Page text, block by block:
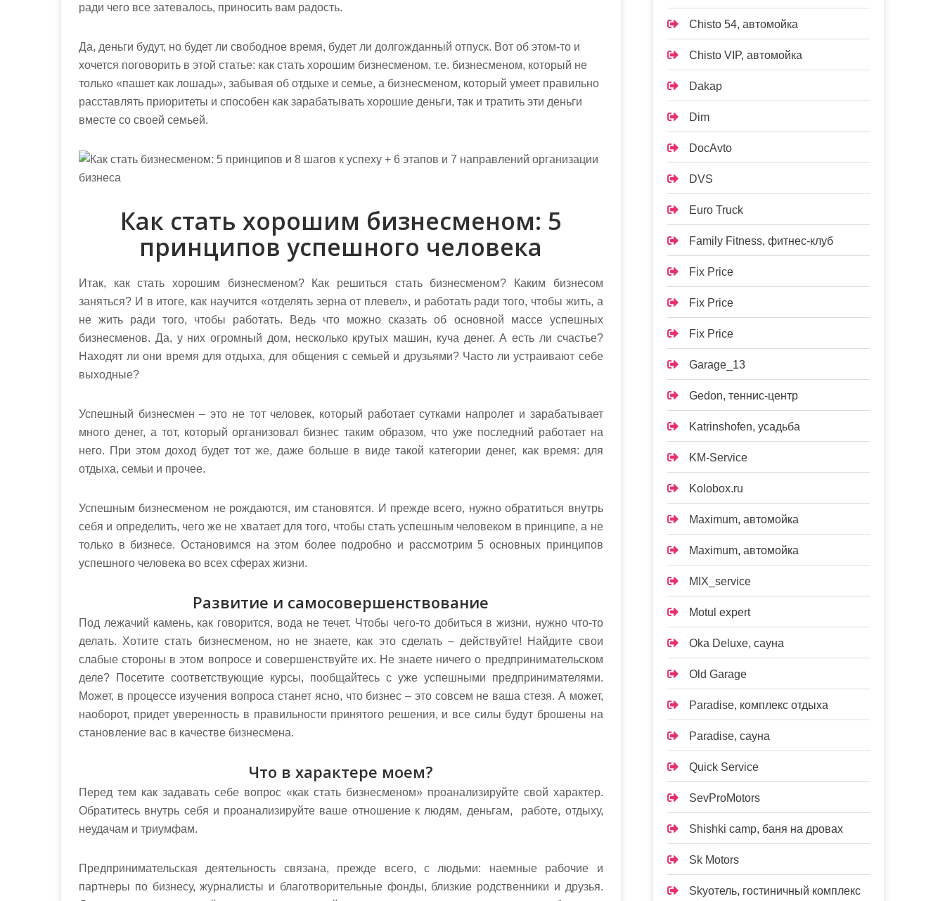
ради чего все затевалось, приносить вам радость.
Да, деньги будут, но будет ли свободное время, будет ли долгожданный отпуск. Вот об этом-то и
хочется поговорить в этой статье: как стать хорошим бизнесменом, т.е. бизнесменом, который не
только «пашет как лошадь», забывая об отдыхе и семье, а бизнесменом, который умеет правильно
расставлять приоритеты и способен как зарабатывать хорошие деньги, так и тратить эти деньги
вместе со своей семьей.
Как стать хорошим бизнесменом: 5
принципов успешного человека
Итак, как стать хорошим бизнесменом? Как решиться стать бизнесменом? Каким бизнесом
заняться? И в итоге, как научится «отделять зерна от плевел», и работать ради того, чтобы жить, а
не жить ради того, чтобы работать. Ведь что можно сказать об основной массе успешных
бизнесменов. Да, у них огромный дом, несколько крутых машин, куча денег. А есть ли счастье?
Находят ли они время для отдыха, для общения с семьей и друзьями? Часто ли устраивают себе
выходные?
Успешный бизнесмен – это не тот человек, который работает сутками напролет и зарабатывает
много денег, а тот, который организовал бизнес таким образом, что уже последний работает на
него. При этом доход будет тот же, даже больше в виде такой категории денег, как время: для
отдыха, семьи и прочее.
Успешным бизнесменом не рождаются, им становятся. И прежде всего, нужно обратиться внутрь
себя и определить, чего же не хватает для того, чтобы стать успешным человеком в принципе, а не
только в бизнесе. Остановимся на этом более подробно и рассмотрим 5 основных принципов
успешного человека во всех сферах жизни.
Развитие и самосовершенствование
Под лежачий камень, как говорится, вода не течет. Чтобы чего-то добиться в жизни, нужно что-то
делать. Хотите стать бизнесменом, но не знаете, как это сделать – действуйте! Найдите свои
слабые стороны в этом вопросе и совершенствуйте их. Не знаете ничего о предпринимательском
деле? Посетите соответствующие курсы, пообщайтесь с уже успешными предпринимателями.
Может, в процессе изучения вопроса станет ясно, что бизнес – это совсем не ваша стезя. А может,
наоборот, придет уверенность в правильности принятого решения, и все силы будут брошены на
становление вас в качестве бизнесмена.
Что в характере моем?
Перед тем как задавать себе вопрос «как стать бизнесменом» проанализируйте свой характер.
Обратитесь внутрь себя и проанализируйте ваше отношение к людям, деньгам, работе, отдыху,
неудачам и триумфам.
Предпринимательская деятельность связана, прежде всего, с людьми: наемные рабочие и
партнеры по бизнесу, журналисты и благотворительные фонды, близкие родственники и друзья.
Chisto 54, автомойка
Chisto VIP, автомойка
Dakap
Dim
DocAvto
DVS
Euro Truck
Family Fitness, фитнес-клуб
Fix Price
Fix Price
Fix Price
Garage_13
Gedon, теннис-центр
Katrinshofen, усадьба
KM-Service
Kolobox.ru
Maximum, автомойка
Maximum, автомойка
MIX_service
Motul expert
Oka Deluxe, сауна
Old Garage
Paradise, комплекс отдыха
Paradise, сауна
Quick Service
SevProMotors
Shishki camp, баня на дровах
Sk Motors
Skyотель, гостиничный комплекс